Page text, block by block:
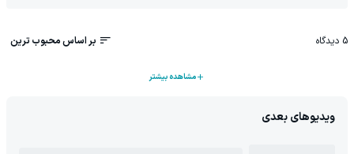
5 دیدگاه بر اساس محبوب ترین
مشاهده بیشتر
ویدیوهای بعدی